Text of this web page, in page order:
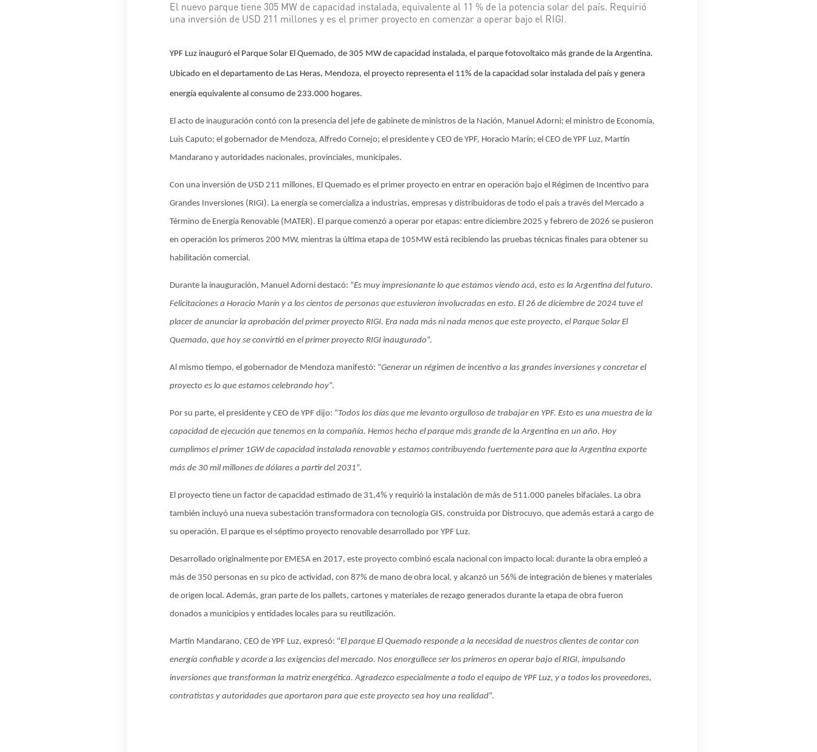
El nuevo parque tiene 305 MW de capacidad instalada, equivalente al 11 % de la potencia solar del país. Requirió
una inversión de USD 211 millones y es el primer proyecto en comenzar a operar bajo el RIGI.
YPF Luz inauguró el Parque Solar El Quemado, de 305 MW de capacidad instalada, el parque fotovoltaico más grande de la Argentina.
Ubicado en el departamento de Las Heras, Mendoza, el proyecto representa el 11% de la capacidad solar instalada del país y genera
energía equivalente al consumo de 233.000 hogares.
El acto de inauguración contó con la presencia del jefe de gabinete de ministros de la Nación, Manuel Adorni; el ministro de Economía,
Luis Caputo; el gobernador de Mendoza, Alfredo Cornejo; el presidente y CEO de YPF, Horacio Marín; el CEO de YPF Luz, Martín
Mandarano y autoridades nacionales, provinciales, municipales.
Con una inversión de USD 211 millones, El Quemado es el primer proyecto en entrar en operación bajo el Régimen de Incentivo para
Grandes Inversiones (RIGI). La energía se comercializa a industrias, empresas y distribuidoras de todo el país a través del Mercado a
Término de Energía Renovable (MATER). El parque comenzó a operar por etapas: entre diciembre 2025 y febrero de 2026 se pusieron
en operación los primeros 200 MW, mientras la última etapa de 105MW está recibiendo las pruebas técnicas finales para obtener su
habilitación comercial.
Durante la inauguración, Manuel Adorni destacó: “Es muy impresionante lo que estamos viendo acá, esto es la Argentina del futuro.
Felicitaciones a Horacio Marín y a los cientos de personas que estuvieron involucradas en esto. El 26 de diciembre de 2024 tuve el
placer de anunciar la aprobación del primer proyecto RIGI. Era nada más ni nada menos que este proyecto, el Parque Solar El
Quemado, que hoy se convirtió en el primer proyecto RIGI inaugurado”.
Al mismo tiempo, el gobernador de Mendoza manifestó: “Generar un régimen de incentivo a las grandes inversiones y concretar el
proyecto es lo que estamos celebrando hoy”.
Por su parte, el presidente y CEO de YPF dijo: “Todos los días que me levanto orgulloso de trabajar en YPF. Esto es una muestra de la
capacidad de ejecución que tenemos en la compañía. Hemos hecho el parque más grande de la Argentina en un año. Hoy
cumplimos el primer 1GW de capacidad instalada renovable y estamos contribuyendo fuertemente para que la Argentina exporte
más de 30 mil millones de dólares a partir del 2031”.
El proyecto tiene un factor de capacidad estimado de 31,4% y requirió la instalación de más de 511.000 paneles bifaciales. La obra
también incluyó una nueva subestación transformadora con tecnología GIS, construida por Distrocuyo, que además estará a cargo de
su operación. El parque es el séptimo proyecto renovable desarrollado por YPF Luz.
Desarrollado originalmente por EMESA en 2017, este proyecto combinó escala nacional con impacto local: durante la obra empleó a
más de 350 personas en su pico de actividad, con 87% de mano de obra local, y alcanzó un 56% de integración de bienes y materiales
de origen local. Además, gran parte de los pallets, cartones y materiales de rezago generados durante la etapa de obra fueron
donados a municipios y entidades locales para su reutilización.
Martín Mandarano, CEO de YPF Luz, expresó: "El parque El Quemado responde a la necesidad de nuestros clientes de contar con
energía confiable y acorde a las exigencias del mercado. Nos enorgullece ser los primeros en operar bajo el RIGI, impulsando
inversiones que transforman la matriz energética. Agradezco especialmente a todo el equipo de YPF Luz, y a todos los proveedores,
contratistas y autoridades que aportaron para que este proyecto sea hoy una realidad”.